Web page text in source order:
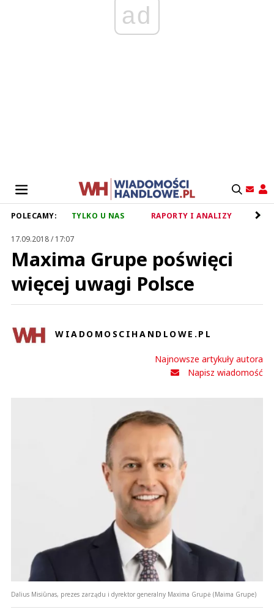
ad
POLECAMY: TYLKO U NAS RAPORTY I ANALIZY
17.09.2018 / 17:07
Maxima Grupe poświęci
więcej uwagi Polsce
WIADOMOSCIHANDLOWE.PL
Najnowsze artykuły autora
Napisz wiadomość
Dalius Misiūnas, prezes zarządu i dyrektor generalny Maxima Grupė (Maima Grupe)